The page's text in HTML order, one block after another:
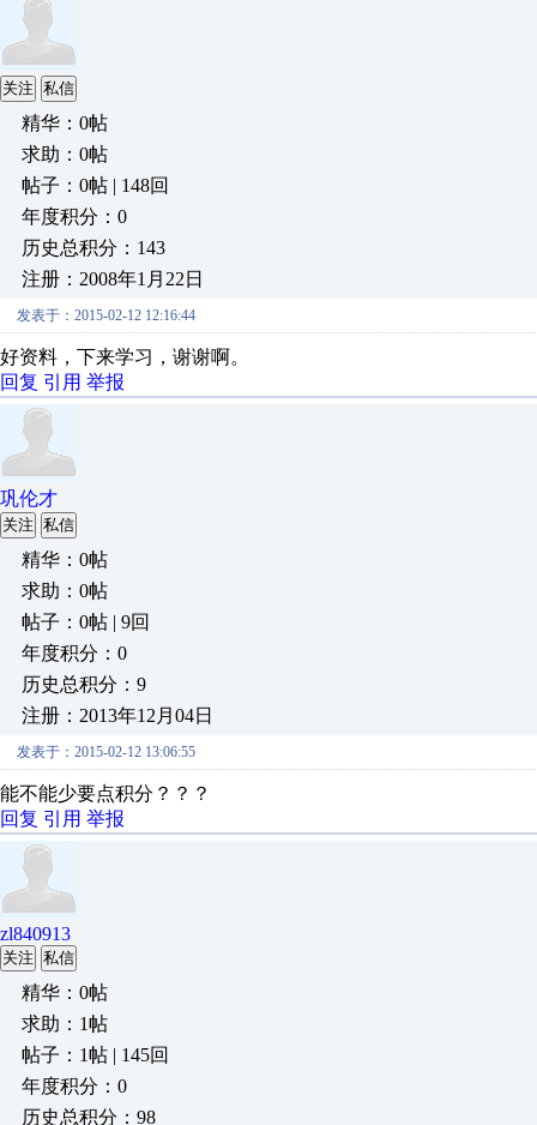
关注 私信
精华：0帖
求助：0帖
帖子：0帖 | 148回
年度积分：0
历史总积分：143
注册：2008年1月22日
发表于：2015-02-12 12:16:44
好资料，下来学习，谢谢啊。
回复 引用 举报
巩伦才
关注 私信
精华：0帖
求助：0帖
帖子：0帖 | 9回
年度积分：0
历史总积分：9
注册：2013年12月04日
发表于：2015-02-12 13:06:55
能不能少要点积分？？？
回复 引用 举报
zl840913
关注 私信
精华：0帖
求助：1帖
帖子：1帖 | 145回
年度积分：0
历史总积分：98